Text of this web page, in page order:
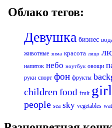
Облако тегов:
Девушка бизнес
животные зима красота лицо
напиток небо ноутбук овощи
руки спорт фон фрукты
childrenfood fruit girl
people sea sky vegetables